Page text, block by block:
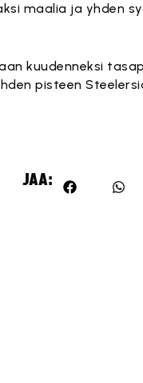
maalia ja yhden
kuudenneksi
pisteen
JAA: